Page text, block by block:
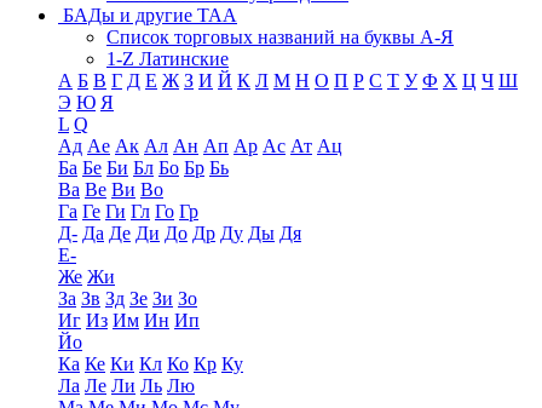
БАДы и другие ТАА
Список торговых названий на буквы А-Я
1-Z Латинские
А Б В Г Д Е Ж З И Й К Л М Н О П Р С Т У Ф Х Ц Ч Ш
Э Ю Я
L Q
Ад Ае Ак Ал Ан Ап Ар Ас Ат Ац
Ба Бе Би Бл Бо Бр Бь
Ва Ве Ви Во
Га Ге Ги Гл Го Гр
Д- Да Де Ди До Др Ду Ды Дя
Е-
Же Жи
За Зв Зд Зе Зи Зо
Иг Из Им Ин Ип
Йо
Ка Ке Ки Кл Ко Кр Ку
Ла Ле Ли Ль Лю